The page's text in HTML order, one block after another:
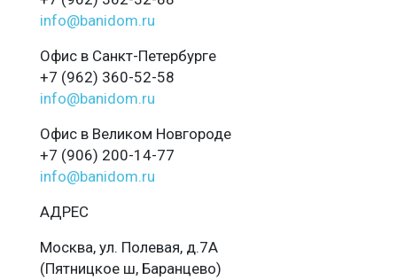
info@banidom.ru
Офис в Санкт-Петербурге
+7 (962) 360-52-58
info@banidom.ru
Офис в Великом Новгороде
+7 (906) 200-14-77
info@banidom.ru
АДРЕС
Москва, ул. Полевая, д.7А
(Пятницкое ш, Баранцево)